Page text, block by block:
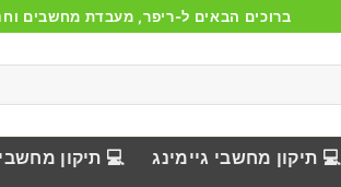
ברוכים הבאים ל-ריפר, מעבדת מחשבים
💻 תיקון מחשבי גיימינג 💻 תיקון